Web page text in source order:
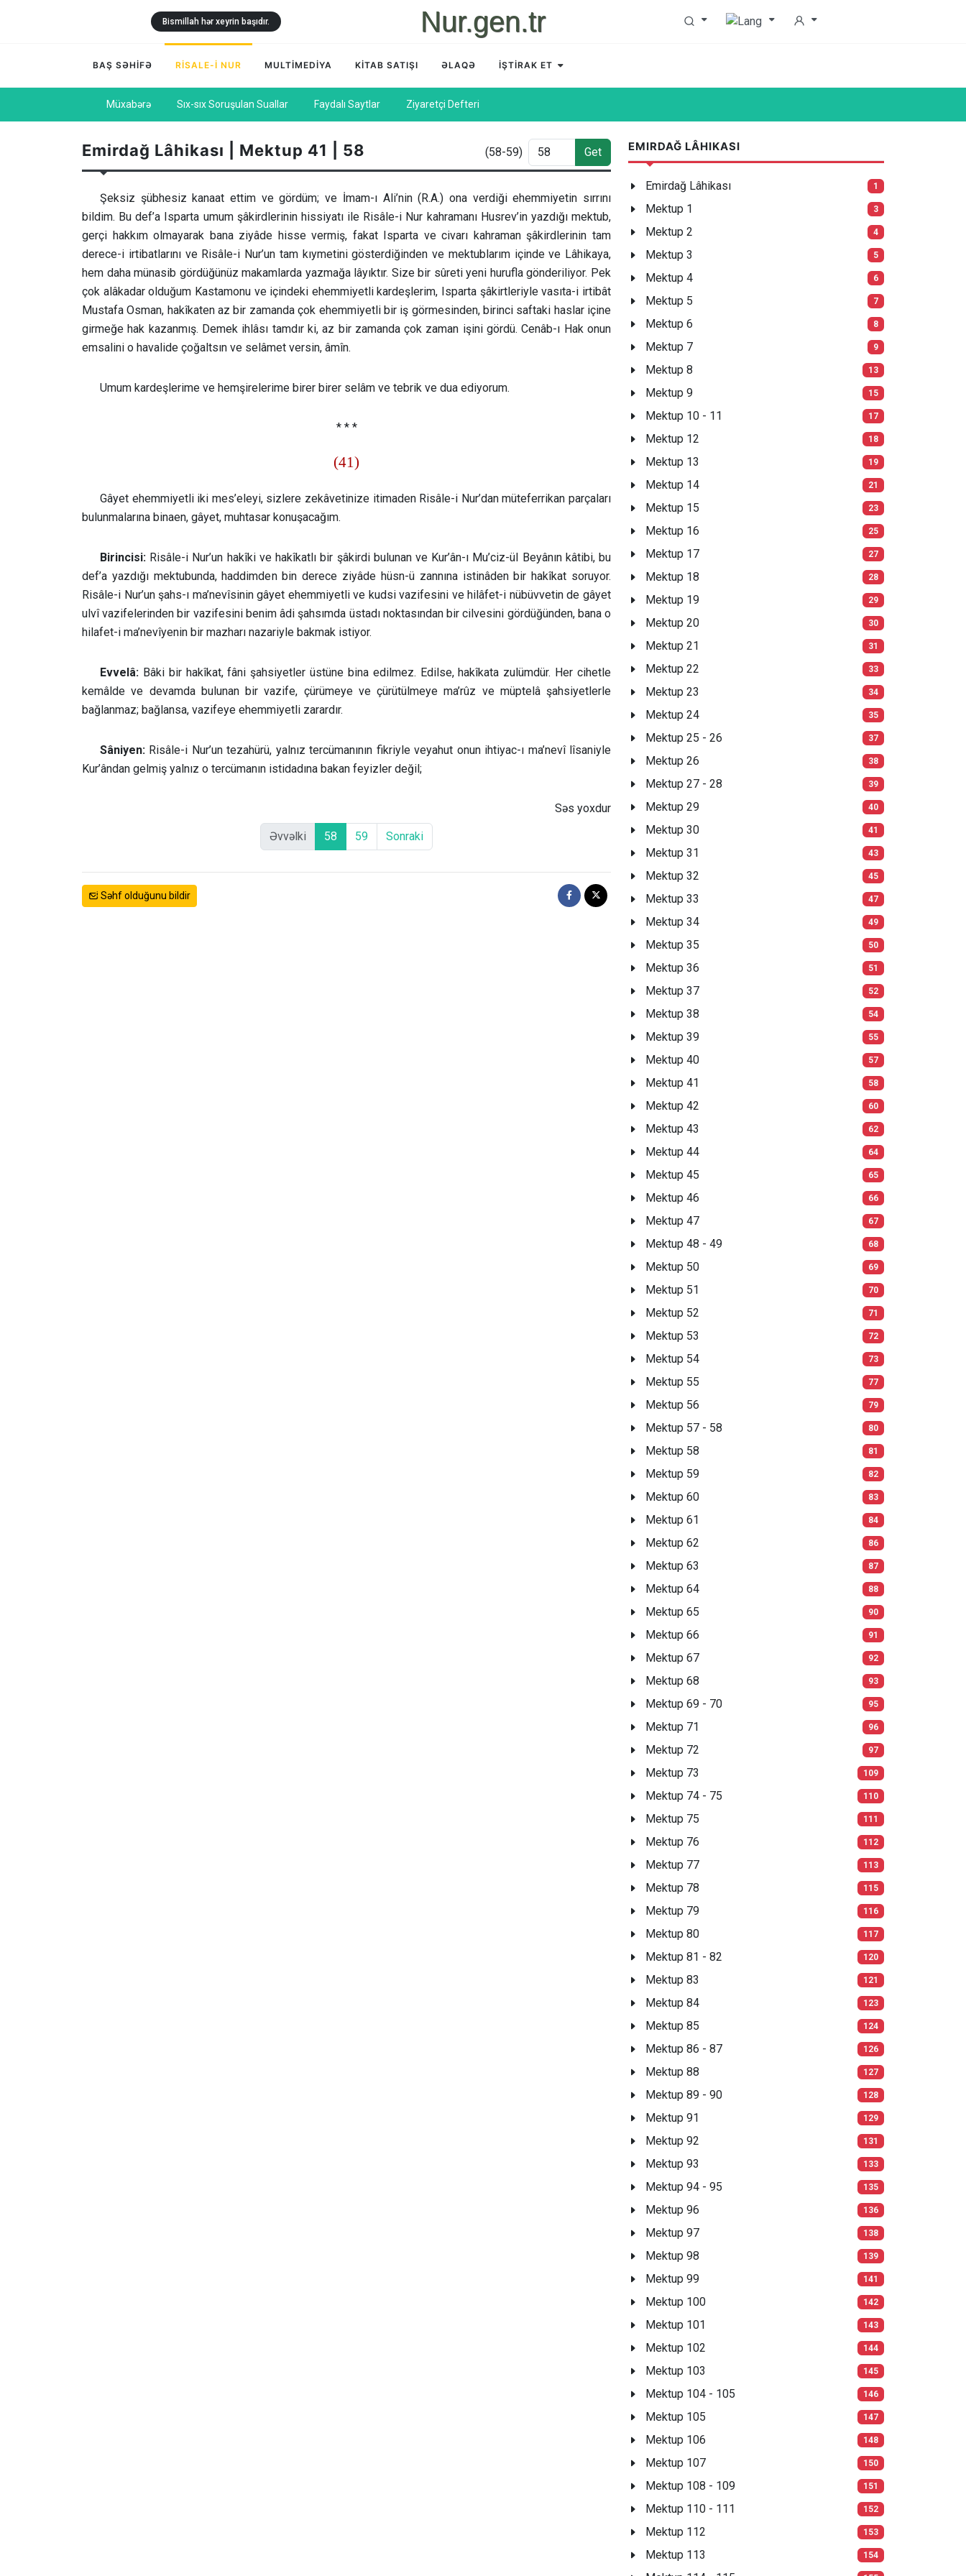
Nur.gen.tr
Bismillah hər xeyrin başıdır.
BAŞ SƏHİFƏ RİSALE-İ NUR MULTİMEDİYA KİTAB SATIŞI ƏLAQƏ İŞTİRAK ET
Müxabərə Sıx-sıx Soruşulan Suallar Faydalı Saytlar Ziyaretçi Defteri
Emirdağ Lâhikası | Mektup 41 | 58 (58-59) Get
Şeksiz şübhesiz kanaat ettim ve gördüm; ve İmam-ı Ali’nin (R.A.) ona verdiği ehemmiyetin sırrını
bildim. Bu def’a Isparta umum şâkirdlerinin hissiyatı ile Risâle-i Nur kahramanı Husrev’in yazdığı mektub,
gerçi hakkım olmayarak bana ziyâde hisse vermiş, fakat Isparta ve civarı kahraman şâkirdlerinin tam
derece-i irtibatlarını ve Risâle-i Nur’un tam kıymetini gösterdiğinden ve mektublarım içinde ve Lâhikaya,
hem daha münasib gördüğünüz makamlarda yazmağa lâyıktır. Size bir sûreti yeni hurufla gönderiliyor. Pek
çok alâkadar olduğum Kastamonu ve içindeki ehemmiyetli kardeşlerim, Isparta şâkirtleriyle vasıta-i irtibât
Mustafa Osman, hakîkaten az bir zamanda çok ehemmiyetli bir iş görmesinden, birinci saftaki haslar içine
girmeğe hak kazanmış. Demek ihlâsı tamdır ki, az bir zamanda çok zaman işini gördü. Cenâb-ı Hak onun
emsalini o havalide çoğaltsın ve selâmet versin, âmîn.
Umum kardeşlerime ve hemşirelerime birer birer selâm ve tebrik ve dua ediyorum.
* * *
(41)
Gâyet ehemmiyetli iki mes’eleyi, sizlere zekâvetinize itimaden Risâle-i Nur’dan müteferrikan parçaları
bulunmalarına binaen, gâyet, muhtasar konuşacağım.
Birincisi: Risâle-i Nur’un hakîki ve hakîkatlı bir şâkirdi bulunan ve Kur’ân-ı Mu’ciz-ül Beyânın kâtibi, bu
def’a yazdığı mektubunda, haddimden bin derece ziyâde hüsn-ü zannına istinâden bir hakîkat soruyor.
Risâle-i Nur’un şahs-ı ma’nevîsinin gâyet ehemmiyetli ve kudsi vazifesini ve hilâfet-i nübüvvetin de gâyet
ulvî vazifelerinden bir vazifesini benim âdi şahsımda üstadı noktasından bir cilvesini gördüğünden, bana o
hilafet-i ma’nevîyenin bir mazharı nazariyle bakmak istiyor.
Evvelâ: Bâki bir hakîkat, fâni şahsiyetler üstüne bina edilmez. Edilse, hakîkata zulümdür. Her cihetle
kemâlde ve devamda bulunan bir vazife, çürümeye ve çürütülmeye ma’rûz ve müptelâ şahsiyetlerle
bağlanmaz; bağlansa, vazifeye ehemmiyetli zarardır.
Sâniyen: Risâle-i Nur’un tezahürü, yalnız tercümanının fikriyle veyahut onun ihtiyac-ı ma’nevî lîsaniyle
Kur’ândan gelmiş yalnız o tercümanın istidadına bakan feyizler değil;
Səs yoxdur
Əvvəlki 58 59 Sonraki
Səhf olduğunu bildir
EMIRDAĞ LÂHIKASI
Emirdağ Lâhikası 1
Mektup 1 3
Mektup 2 4
Mektup 3 5
Mektup 4 6
Mektup 5 7
Mektup 6 8
Mektup 7 9
Mektup 8 13
Mektup 9 15
Mektup 10 - 11 17
Mektup 12 18
Mektup 13 19
Mektup 14 21
Mektup 15 23
Mektup 16 25
Mektup 17 27
Mektup 18 28
Mektup 19 29
Mektup 20 30
Mektup 21 31
Mektup 22 33
Mektup 23 34
Mektup 24 35
Mektup 25 - 26 37
Mektup 26 38
Mektup 27 - 28 39
Mektup 29 40
Mektup 30 41
Mektup 31 43
Mektup 32 45
Mektup 33 47
Mektup 34 49
Mektup 35 50
Mektup 36 51
Mektup 37 52
Mektup 38 54
Mektup 39 55
Mektup 40 57
Mektup 41 58
Mektup 42 60
Mektup 43 62
Mektup 44 64
Mektup 45 65
Mektup 46 66
Mektup 47 67
Mektup 48 - 49 68
Mektup 50 69
Mektup 51 70
Mektup 52 71
Mektup 53 72
Mektup 54 73
Mektup 55 77
Mektup 56 79
Mektup 57 - 58 80
Mektup 58 81
Mektup 59 82
Mektup 60 83
Mektup 61 84
Mektup 62 86
Mektup 63 87
Mektup 64 88
Mektup 65 90
Mektup 66 91
Mektup 67 92
Mektup 68 93
Mektup 69 - 70 95
Mektup 71 96
Mektup 72 97
Mektup 73 109
Mektup 74 - 75 110
Mektup 75 111
Mektup 76 112
Mektup 77 113
Mektup 78 115
Mektup 79 116
Mektup 80 117
Mektup 81 - 82 120
Mektup 83 121
Mektup 84 123
Mektup 85 124
Mektup 86 - 87 126
Mektup 88 127
Mektup 89 - 90 128
Mektup 91 129
Mektup 92 131
Mektup 93 133
Mektup 94 - 95 135
Mektup 96 136
Mektup 97 138
Mektup 98 139
Mektup 99 141
Mektup 100 142
Mektup 101 143
Mektup 102 144
Mektup 103 145
Mektup 104 - 105 146
Mektup 105 147
Mektup 106 148
Mektup 107 150
Mektup 108 - 109 151
Mektup 110 - 111 152
Mektup 112 153
Mektup 113 154